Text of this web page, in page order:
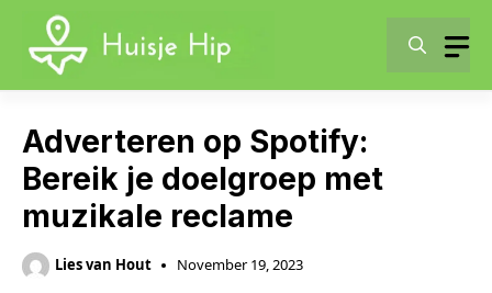
content
Adverteren op Spotify:
Bereik je doelgroep met
muzikale reclame
Lies van Hout November 19, 2023